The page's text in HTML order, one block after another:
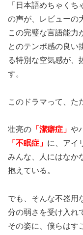
「日本語めちゃく
の声が、レビューの
この完璧な言語能力
とのテンポ感の良い
る特別な空気感が、
す。
このドラマって、た
壮亮の 「潔癖症」 や
「不眠症」 に、アイ
みんな、人にはなか
抱えている。
でも、そんな不器用
分の弱さを受け入れ
その姿に、僕らはす